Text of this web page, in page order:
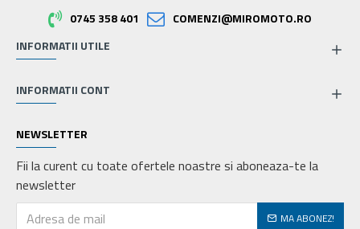
0745 358 401
COMENZI@MIROMOTO.RO
INFORMATII UTILE
INFORMATII CONT
NEWSLETTER
Fii la curent cu toate ofertele noastre si aboneaza-te la
newsletter
MA ABONEZ!